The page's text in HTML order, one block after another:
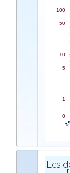
0
1
5
10
50
100
Les